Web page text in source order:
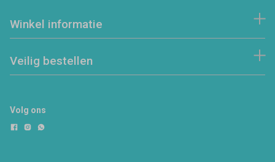
Winkel informatie
Veilig bestellen
Volg ons